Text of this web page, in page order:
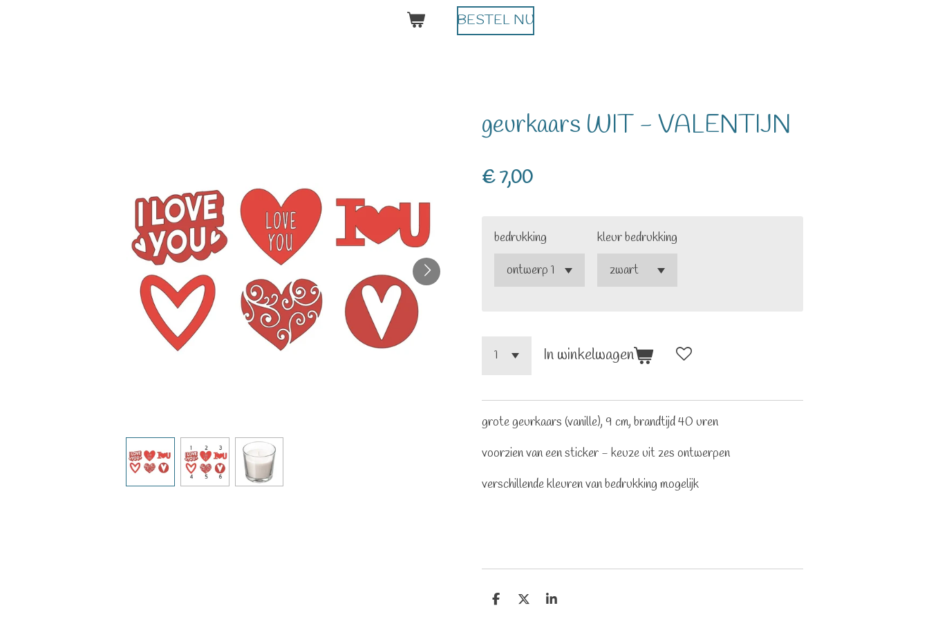
BESTEL NU
geurkaars WIT - VALENTIJN
€ 7,00
bedrukking kleur bedrukking
In winkelwagen
grote geurkaars (vanille), 9 cm, brandtijd 40 uren
voorzien van een sticker - keuze uit zes ontwerpen
verschillende kleuren van bedrukking mogelijk
D
D
S